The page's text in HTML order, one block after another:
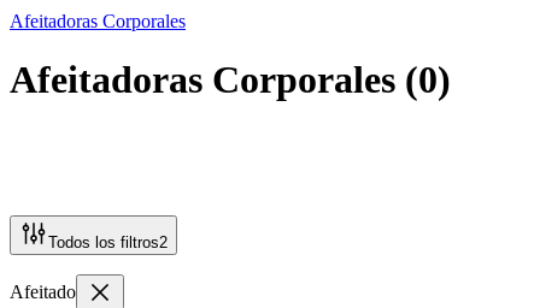
Afeitadoras Corporales
Afeitadoras Corporales (0)
Todos los filtros2
Afeitado